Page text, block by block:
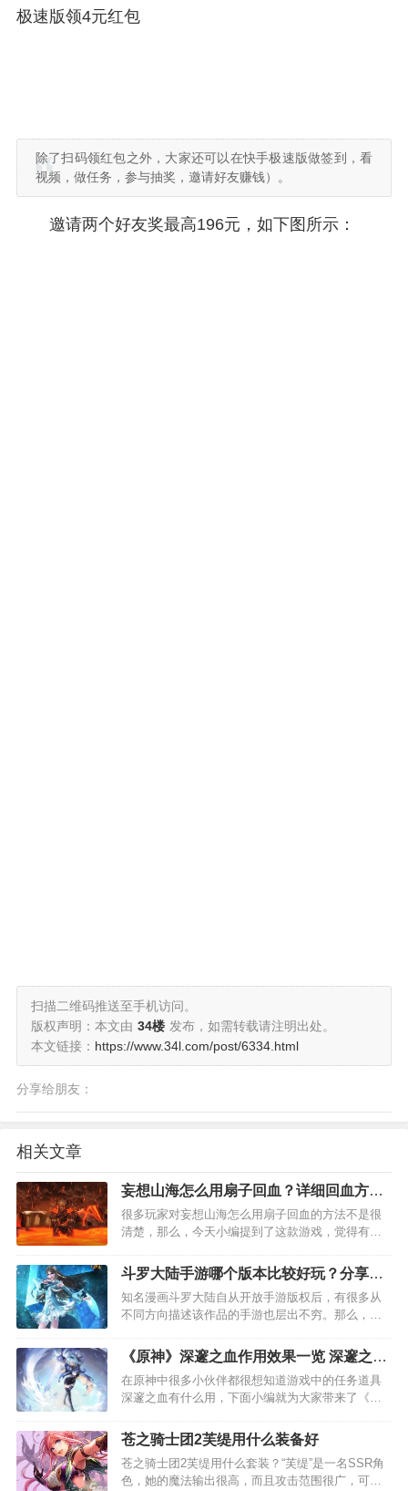
极速版领4元红包
除了扫码领红包之外，大家还可以在快手极速版做签到，看
视频，做任务，参与抽奖，邀请好友赚钱）。
邀请两个好友奖最高196元，如下图所示：
扫描二维码推送至手机访问。
版权声明：本文由 34楼 发布，如需转载请注明出处。
本文链接： https://www.34l.com/post/6334.html
分享给朋友：
相关文章
妄想山海怎么用扇子回血？详细回血方法
攻略介绍
很多玩家对妄想山海怎么用扇子回血的方法不是很
清楚，那么，今天小编提到了这款游戏，觉得有必
方法攻略，对于这款游戏不是很清楚的玩家，可以
好好看下。…
斗罗大陆手游哪个版本比较好玩？分享三
款给你
知名漫画斗罗大陆自从开放手游版权后，有很多从
不同方向描述该作品的手游也层出不穷。那么，斗
大家分享三款不同版本的斗罗大陆手游，这三款都
是比较好玩的，有兴趣的朋友赶紧看下吧。…
《原神》深邃之血作用效果一览 深邃之血
有什么用
在原神中很多小伙伴都很想知道游戏中的任务道具
深邃之血有什么用，下面小编就为大家带来了《原
看吧，希望能对大家有所帮助。 《原神》深邃之血
作用介绍 道具名称： 深邃之血 获得方式…
苍之骑士团2芙缇用什么装备好
苍之骑士团2芙缇用什么套装？“芙缇”是一名SSR角
色，她的魔法输出很高，而且攻击范围很广，可以